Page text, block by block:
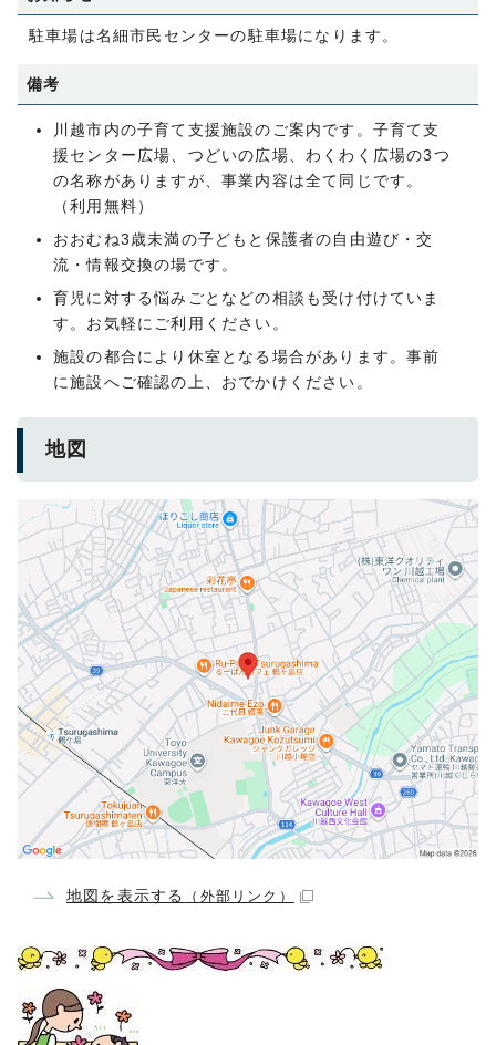
駐車場は名細市民センターの駐車場になります。
備考
川越市内の子育て支援施設のご案内です。子育て支
援センター広場、つどいの広場、わくわく広場の3つ
の名称がありますが、事業内容は全て同じです。
（利用無料）
おおむね3歳未満の子どもと保護者の自由遊び・交
流・情報交換の場です。
育児に対する悩みごとなどの相談も受け付けていま
す。お気軽にご利用ください。
施設の都合により休室となる場合があります。事前
に施設へご確認の上、おでかけください。
地図
地図を表示する （外部リンク）